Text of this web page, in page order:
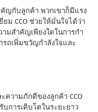
ญกับลูกค้า พวกเขาก็มีแรง
ม CCO ช่วยให้มั่นใจได้ว่า
มสําคัญเพียงใดในการกํา
ถเพิ่มขวัญกําลังใจและ
ความภักดีของลูกค้า CCO
การเติบโตในระยะยาว